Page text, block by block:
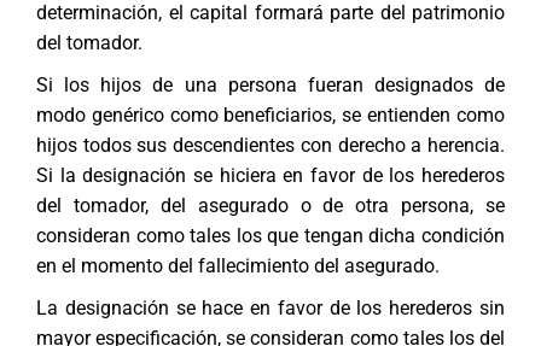
determinación, el capital formará parte del patrimonio
del tomador.
Si los hijos de una persona fueran designados de
modo genérico como beneficiarios, se entienden como
hijos todos sus descendientes con derecho a herencia.
Si la designación se hiciera en favor de los herederos
del tomador, del asegurado o de otra persona, se
consideran como tales los que tengan dicha condición
en el momento del fallecimiento del asegurado.
La designación se hace en favor de los herederos sin
mayor especificación, se consideran como tales los del